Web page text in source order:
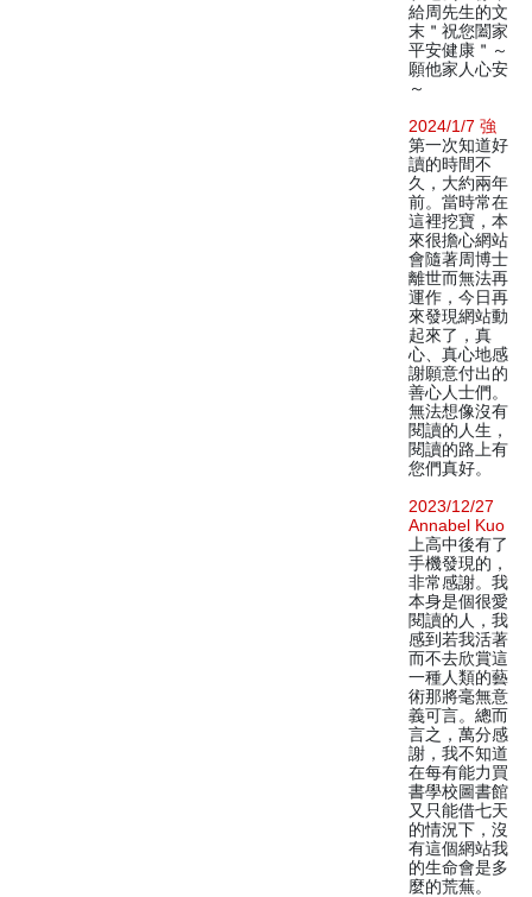
給周先生的文
末＂祝您闔家
平安健康＂～
願他家人心安
～
2024/1/7 強
第一次知道好
讀的時間不
久，大約兩年
前。當時常在
這裡挖寶，本
來很擔心網站
會隨著周博士
離世而無法再
運作，今日再
來發現網站動
起來了，真
心、真心地感
謝願意付出的
善心人士們。
無法想像沒有
閱讀的人生，
閱讀的路上有
您們真好。
2023/12/27
Annabel Kuo
上高中後有了
手機發現的，
非常感謝。我
本身是個很愛
閱讀的人，我
感到若我活著
而不去欣賞這
一種人類的藝
術那將毫無意
義可言。總而
言之，萬分感
謝，我不知道
在每有能力買
書學校圖書館
又只能借七天
的情況下，沒
有這個網站我
的生命會是多
麼的荒蕪。